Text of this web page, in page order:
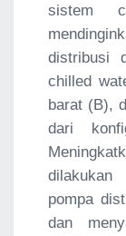
sistem
distribusi
chilled
barat (B),
dari
pompa
dan